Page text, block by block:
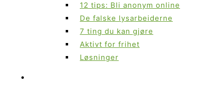
12 tips: Bli anonym online
De falske lysarbeiderne
7 ting du kan gjøre
Aktivt for frihet
Løsninger